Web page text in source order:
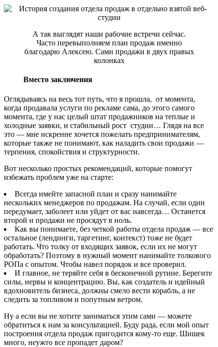
А так выглядят наши рабочие встречи сейчас.
Часто перевыполняем план продаж именно
благодарю Алексею. Сами продажи в двух правых
колонках
Вместо заключения
Оглядываясь на весь тот путь, что я прошла, от момента,
когда продавала услуги по рекламе сама, до этого самого
момента, где у нас целый штат продажников на теплые и
холодные заявки, и стабильный рост студии… Глядя на все
это — мне искренне хочется пожелать предпринимателям,
которые также не понимают, как наладить свои продажи —
терпения, спокойствия и структурности.
Вот несколько простых рекомендаций, которые помогут
избежать проблем уже на старте:
Всегда имейте запасной план и сразу нанимайте
нескольких менеджеров по продажам. На случай, если один
передумает, заболеет или уйдет от вас навсегда… Останется
второй и продажи не просядут в ноль.
Как вы понимаете, без четкой работы отдела продаж — все
остальное (лендинги, таргетинг, контекст) тоже не будет
работать. Что толку от входящих заявок, если их не могут
обработать? Поэтому в нужный момент нанимайте толкового
РОПа с опытом. Чтобы навел порядок и все проверил.
И главное, не теряйте себя в бесконечной рутине. Берегите
силы, нервы и концентрацию. Вы, как создатель и идейный
вдохновитель бизнеса, должны смело вести корабль, а не
следить за топливом и попутным ветром.
Ну а если вы не хотите заниматься этим сами — можете
обратиться к нам за консультацией. Буду рада, если мой опыт
построения отдела продаж пригодится кому-то еще. Шишек
много, неужто все пропадет даром?